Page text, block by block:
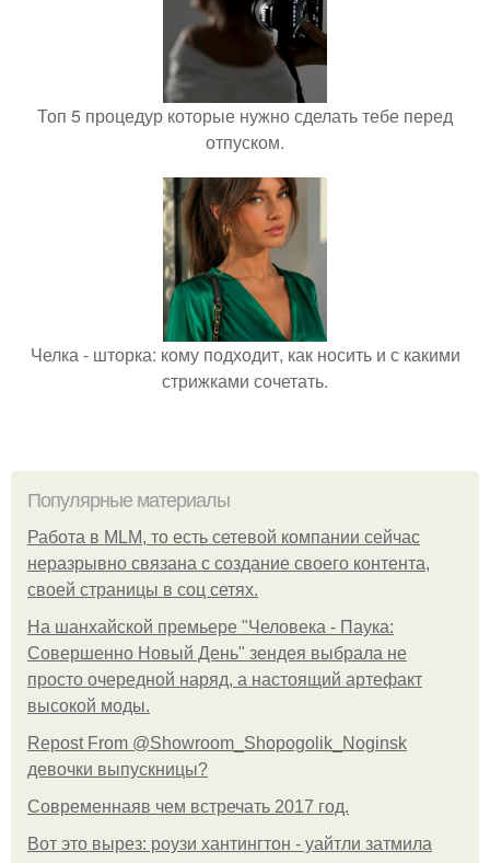
Топ 5 процедур которые нужно сделать тебе перед
отпуском.
Челка - шторка: кому подходит, как носить и с какими
стрижками сочетать.
Популярные материалы
Работа в MLM, то есть сетевой компании сейчас
неразрывно связана с создание своего контента,
своей страницы в соц сетях.
На шанхайской премьере "Человека - Паука:
Совершенно Новый День" зендея выбрала не
просто очередной наряд, а настоящий артефакт
высокой моды.
Repost From @Showroom_Shopogolik_Noginsk
девочки выпускницы?
Современнаяв чем встречать 2017 год.
Вот это вырез: роузи хантингтон - уайтли затмила